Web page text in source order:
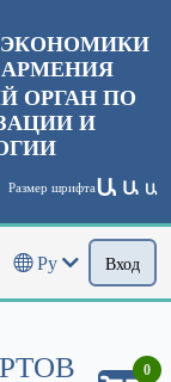
ОРГАН ПО
И
Размер шрифтаԱ Ա Ա
Ру Вход
0